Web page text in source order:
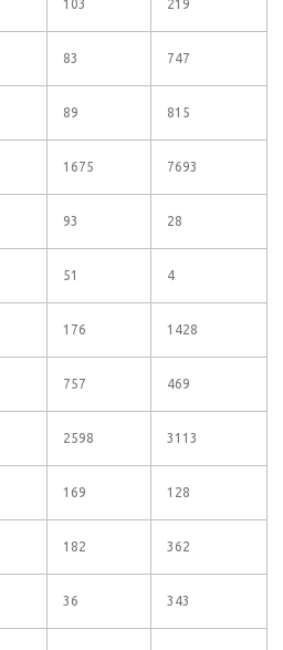
103 219
83 747
89 815
1675 7693
93 28
51 4
176 1428
757 469
2598 3113
169 128
182 362
36 343